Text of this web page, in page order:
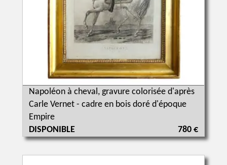
Napoléon à cheval, gravure colorisée d'après
Carle Vernet - cadre en bois doré d'époque
Empire
DISPONIBLE
780 €